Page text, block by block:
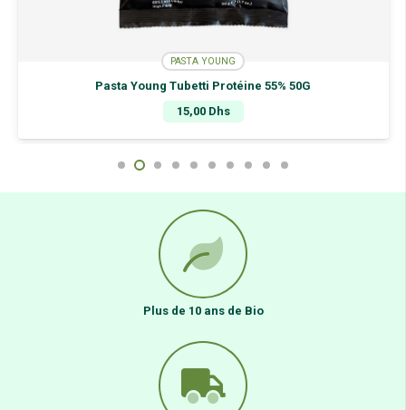
PASTA YOUNG
Pasta Young Tubetti Protéine 55% 50G
15,00 Dhs
Plus de 10 ans de Bio